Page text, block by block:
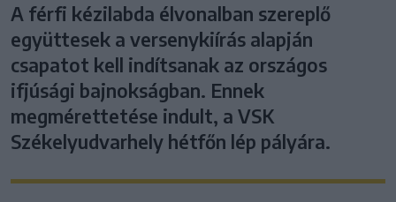
A férfi kézilabda élvonalban szereplő
együttesek a versenykiírás alapján
csapatot kell indítsanak az országos
ifjúsági bajnokságban. Ennek
megmérettetése indult, a VSK
Székelyudvarhely hétfőn lép pályára.